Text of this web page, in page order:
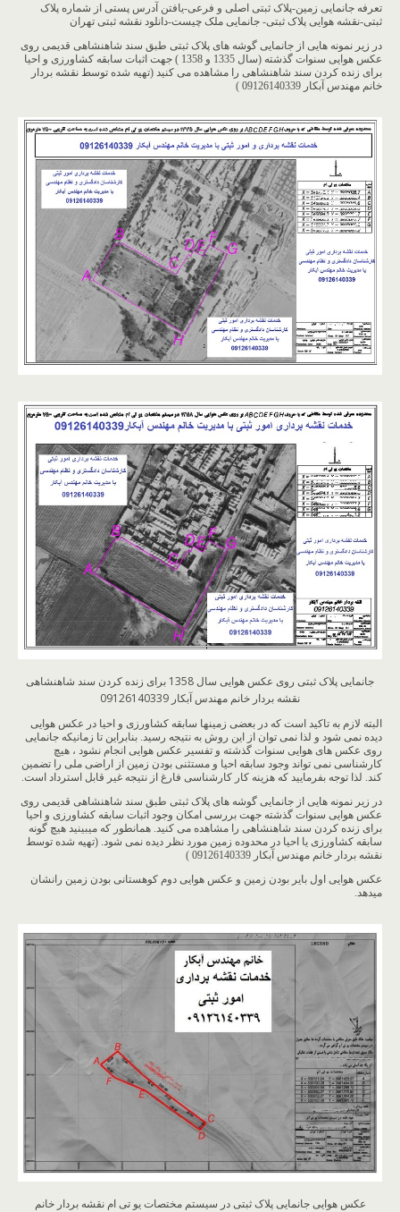
تعرفه جانمایی زمین-پلاک ثبتی اصلی و فرعی-یافتن آدرس پستی از شماره پلاک
ثبتی-نقشه هوایی پلاک ثبتی- جانمایی ملک چیست-دانلود نقشه ثبتی تهران
در زیر نمونه هایی از جانمایی گوشه های پلاک ثبتی طبق سند شاهنشاهی قدیمی روی
عکس هوایی سنوات گذشته (سال 1335 و 1358 ) جهت اثبات سابقه کشاورزی و احیا
برای زنده کردن سند شاهنشاهی را مشاهده می کنید (تهیه شده توسط نقشه بردار
خانم مهندس آبکار 09126140339 )
جانمایی پلاک ثبتی روی عکس هوایی سال 1358 برای زنده کردن سند شاهنشاهی
نقشه بردار خانم مهندس آبکار 09126140339
البته لازم به تاکید است که در بعضی زمینها سابقه کشاورزی و احیا در عکس هوایی
دیده نمی شود و لذا نمی توان از این روش به نتیجه رسید. بنابراین تا زمانیکه جانمایی
روی عکس های هوایی سنوات گذشته و تفسیر عکس هوایی انجام نشود ، هیچ
کارشناسی نمی تواند وجود سابقه احیا و مستثنی بودن زمین از اراضی ملی را تضمین
کند. لذا توجه بفرمایید که هزینه کار کارشناسی فارغ از نتیجه غیر قابل استرداد است.
در زیر نمونه هایی از جانمایی گوشه های پلاک ثبتی طبق سند شاهنشاهی قدیمی روی
عکس هوایی سنوات گذشته جهت بررسی امکان وجود اثبات سابقه کشاورزی و احیا
برای زنده کردن سند شاهنشاهی را مشاهده می کنید. همانطور که میبینید هیچ گونه
سابقه کشاورزی یا احیا در محدوده زمین مورد نظر دیده نمی شود. (تهیه شده توسط
نقشه بردار خانم مهندس آبکار 09126140339 )
عکس هوایی اول بایر بودن زمین و عکس هوایی دوم کوهستانی بودن زمین رانشان
میدهد.
عکس هوایی جانمایی پلاک ثبتی در سیستم مختصات یو تی ام نقشه بردار خانم